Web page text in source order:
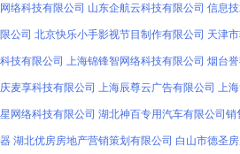
网络科技有限公司 山东企航云科技有限公司 信息
限公司 北京快乐小手影视节目制作有限公司 天津
科技有限公司 上海锦锋智网络科技有限公司 烟台
庆麦享科技有限公司 上海辰尊云广告有限公司 上
星网络科技有限公司 湖北神百专用汽车有限公司销
器 湖北优房房地产营销策划有限公司 白山市德圣